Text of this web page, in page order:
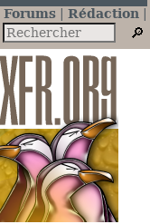
Forums
Rédaction